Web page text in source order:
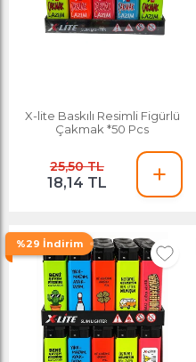
X-lite Baskılı Resimli Figürlü
Çakmak *50 Pcs
25,50 TL
18,14 TL
%29 İndirim